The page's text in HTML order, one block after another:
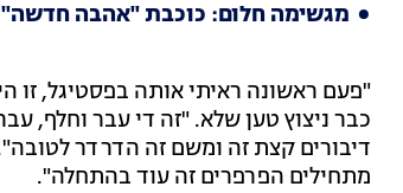
מגשימה חלום: כוכבת "אהבה
"פעם ראשונה ראיתי אותה בפסטיגל,
כבר ניצוץ טען שלא. "זה די עבר וחלף,
דיבורים קצת זה ומשם זה הדרדר
מתחילים הפרפרים זה עוד בהתחלה".